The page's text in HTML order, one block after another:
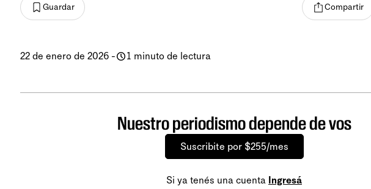
Guardar Compartir
22 de enero de 2026 - 1 minuto de lectura
Nuestro periodismo depende de vos
Suscribite por $255/mes
Si ya tenés una cuenta Ingresá